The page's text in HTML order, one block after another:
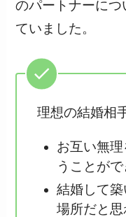
のパートナーに
ていました。
理想の結婚相
お互い無
うことがで
結婚して
場所だと